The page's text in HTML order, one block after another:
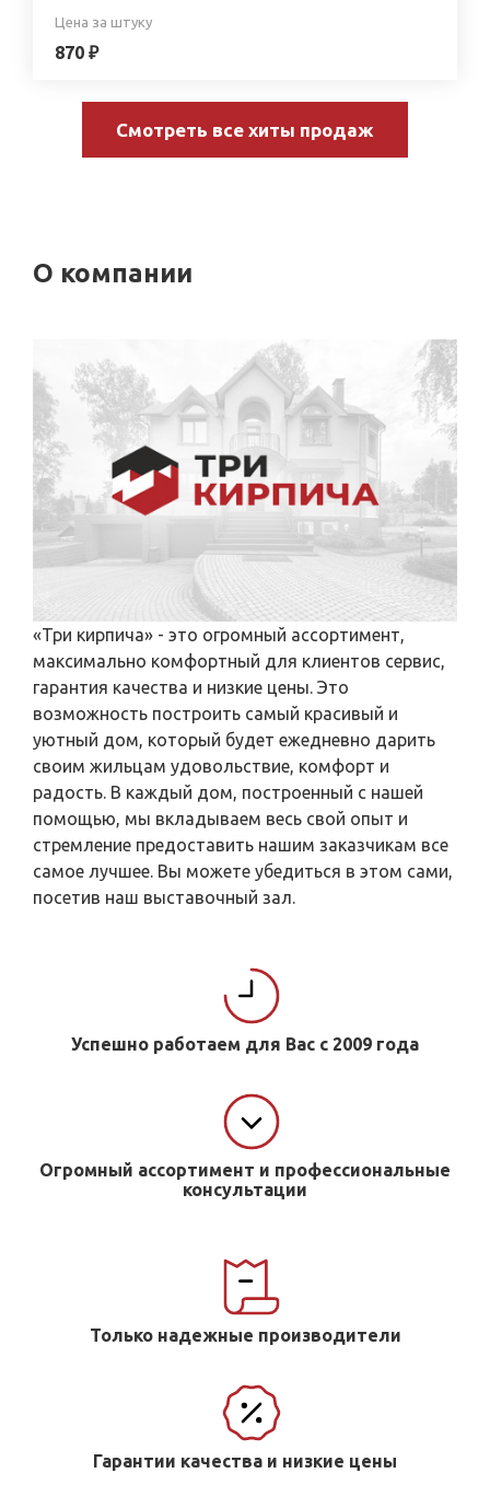
Цена за штуку
870 ₽
Смотреть все хиты продаж
О компании
«Три кирпича» - это огромный ассортимент,
максимально комфортный для клиентов сервис,
гарантия качества и низкие цены. Это
возможность построить самый красивый и
уютный дом, который будет ежедневно дарить
своим жильцам удовольствие, комфорт и
радость. В каждый дом, построенный с нашей
помощью, мы вкладываем весь свой опыт и
стремление предоставить нашим заказчикам все
самое лучшее. Вы можете убедиться в этом сами,
посетив наш выставочный зал.
Успешно работаем для Вас с 2009 года
Огромный ассортимент и профессиональные
консультации
Только надежные производители
Гарантии качества и низкие цены